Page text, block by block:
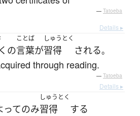
— Tatoeba
Details ▸
の
ことば
言葉が
しゅうとく
習得 される。
through reading.
— Tatoeba
Details ▸
ってのみ
しゅうとく
習得
する